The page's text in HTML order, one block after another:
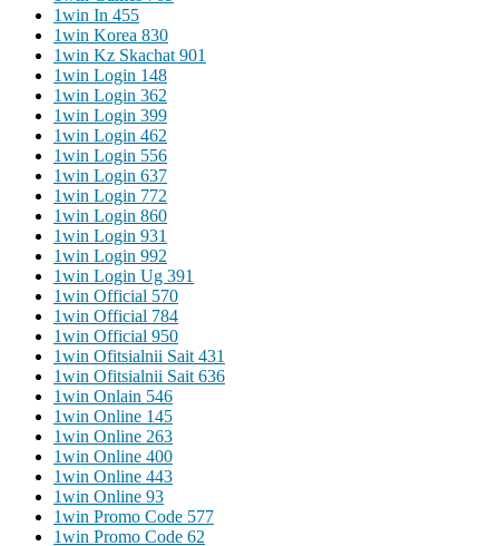
1win In 455
1win Korea 830
1win Kz Skachat 901
1win Login 148
1win Login 362
1win Login 399
1win Login 462
1win Login 556
1win Login 637
1win Login 772
1win Login 860
1win Login 931
1win Login 992
1win Login Ug 391
1win Official 570
1win Official 784
1win Official 950
1win Ofitsialnii Sait 431
1win Ofitsialnii Sait 636
1win Onlain 546
1win Online 145
1win Online 263
1win Online 400
1win Online 443
1win Online 93
1win Promo Code 577
1win Promo Code 62